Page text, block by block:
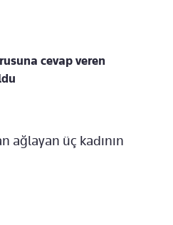
cevap veren
ağlayan üç kadının